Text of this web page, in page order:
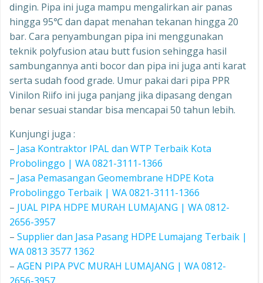
dingin. Pipa ini juga mampu mengalirkan air panas
hingga 95℃ dan dapat menahan tekanan hingga 20
bar. Cara penyambungan pipa ini menggunakan
teknik polyfusion atau butt fusion sehingga hasil
sambungannya anti bocor dan pipa ini juga anti karat
serta sudah food grade. Umur pakai dari pipa PPR
Vinilon Riifo ini juga panjang jika dipasang dengan
benar sesuai standar bisa mencapai 50 tahun lebih.
Kunjungi juga :
– Jasa Kontraktor IPAL dan WTP Terbaik Kota
Probolinggo | WA 0821-3111-1366
– Jasa Pemasangan Geomembrane HDPE Kota
Probolinggo Terbaik | WA 0821-3111-1366
– JUAL PIPA HDPE MURAH LUMAJANG | WA 0812-
2656-3957
– Supplier dan Jasa Pasang HDPE Lumajang Terbaik |
WA 0813 3577 1362
– AGEN PIPA PVC MURAH LUMAJANG | WA 0812-